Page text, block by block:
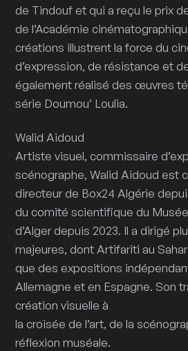
de Tindouf et qui a reçu le prix
de l’Académie
créations illustrent la force du
d’expression, de résistance et
également réalisé des œuvres
série Doumou’ Loulia.
Walid Aidoud
Artiste visuel, commissaire
scénographe, Walid Aidoud est
directeur de Box24 Algérie
du comité scientifique du
d’Alger depuis 2023. Il a dirigé
majeures, dont Artifariti au
que des expositions
Allemagne et en Espagne. Son
création visuelle à
la croisée de l’art, de la
réflexion muséale.